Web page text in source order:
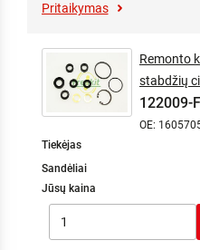
Pritaikymas
Remonto
stabdžių
122009-
OE:
Tiekėjas
Sandėliai
Jūsų kaina